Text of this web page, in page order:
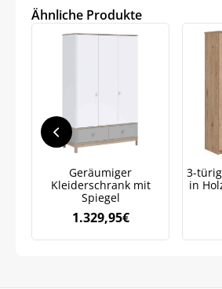
Ähnliche Produkte
Geräumiger
Kleiderschrank mit
Spiegel
1.329,95€
3-
in
5%
auf Ihre erste Bestellung
Meinen Code
Bleiben Sie auf dem